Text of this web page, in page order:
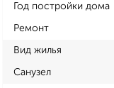
Год постройки дома
Ремонт
Вид жилья
Санузел